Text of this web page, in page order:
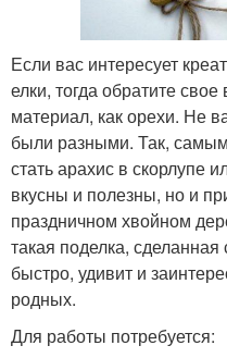
Если вас интересует
елки, тогда обратите
материал, как орехи. Не
были разными. Так,
стать арахис в скорлупе
вкусны и полезны, но и
праздничном хвойном
такая поделка,
быстро, удивит и
родных.
Для работы потребуется: